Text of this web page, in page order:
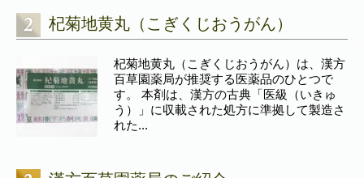
杞菊地黄丸（こぎくじおうがん）
杞菊地黄丸（こぎくじおうがん）は、漢方
百草園薬局が推奨する医薬品のひとつで
す。 本剤は、漢方の古典「医級（いきゅ
う）」に収載された処方に準拠して製造さ
れた...